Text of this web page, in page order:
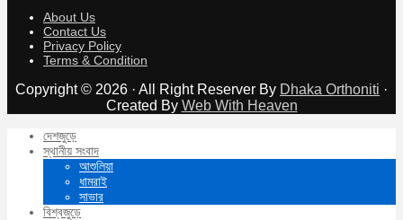
About Us
Contact Us
Privacy Policy
Terms & Condition
Copyright © 2026 · All Right Reserver By Dhaka Orthoniti ·
Created By Web With Heaven
দেশজুড়ে
স্থানীয় সংবাদ
আশুলিয়া
ধামরাই
সাভার
বিশ্বজুড়ে